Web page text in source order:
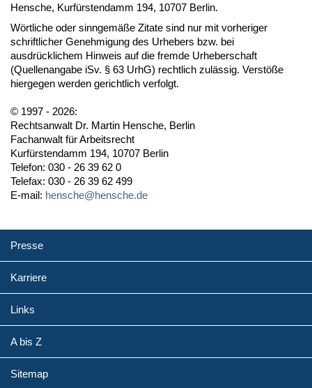
Hensche, Kurfürstendamm 194, 10707 Berlin.
Wörtliche oder sinngemäße Zitate sind nur mit vorheriger
schriftlicher Genehmigung des Urhebers bzw. bei
ausdrücklichem Hinweis auf die fremde Urheberschaft
(Quellenangabe iSv. § 63 UrhG) rechtlich zulässig. Verstöße
hiergegen werden gerichtlich verfolgt.
© 1997 - 2026:
Rechtsanwalt Dr. Martin Hensche, Berlin
Fachanwalt für Arbeitsrecht
Kurfürstendamm 194, 10707 Berlin
Telefon: 030 - 26 39 62 0
Telefax: 030 - 26 39 62 499
E-mail: hensche@hensche.de
Presse
Karriere
Links
A bis Z
Sitemap